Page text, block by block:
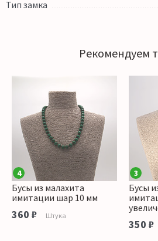
Тип замка
Рекомендуем
4
Бусы из малахита
имитации шар 10 мм
360 ₽ Штука
3
Бусы
350 ₽